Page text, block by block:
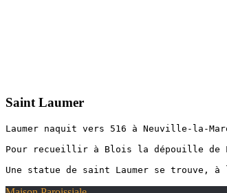
Saint Laumer
Laumer naquit vers 516 à Neuville-la-
Pour recueillir à Blois la dépouille de
Une statue de saint Laumer se trouve,